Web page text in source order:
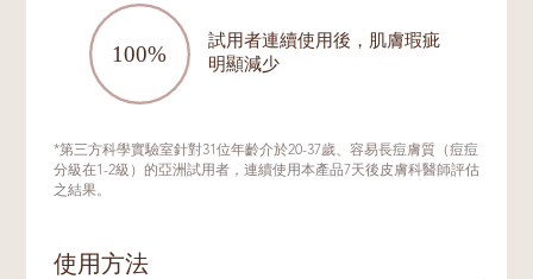
試用者連續使用後，肌膚瑕疵
明顯減少
*第三方科學實驗室針對31位年齡介於20-37歲、容易長痘膚質（痘痘
分級在1-2級）的亞洲試用者，連續使用本產品7天後皮膚科醫師評估
之結果。
使用方法